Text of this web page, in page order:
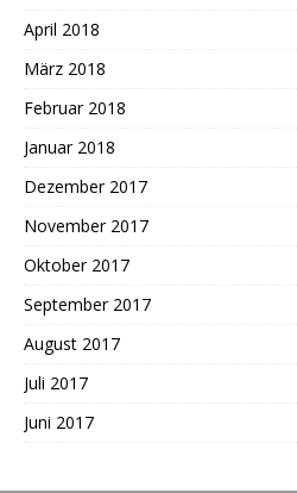
April 2018
März 2018
Februar 2018
Januar 2018
Dezember 2017
November 2017
Oktober 2017
September 2017
August 2017
Juli 2017
Juni 2017